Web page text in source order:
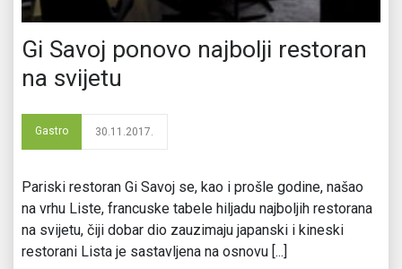
Gi Savoj ponovo najbolji restoran
na svijetu
Gastro 30.11.2017.
Pariski restoran Gi Savoj se, kao i prošle godine, našao
na vrhu Liste, francuske tabele hiljadu najboljih restorana
na svijetu, čiji dobar dio zauzimaju japanski i kineski
restorani Lista je sastavljena na osnovu [...]